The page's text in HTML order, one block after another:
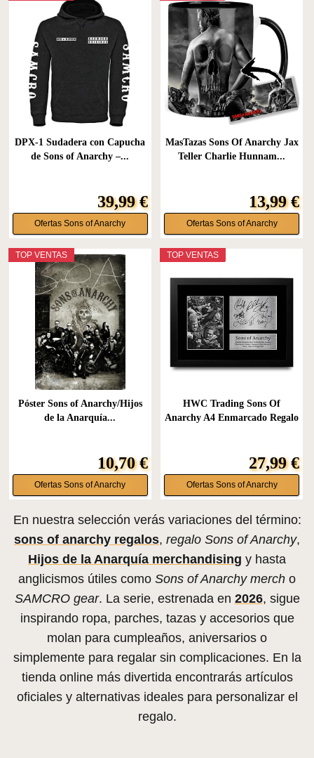
DPX-1 Sudadera con Capucha
de Sons of Anarchy –...
39,99 €
Ofertas Sons of Anarchy
MasTazas Sons Of Anarchy Jax
Teller Charlie Hunnam...
13,99 €
Ofertas Sons of Anarchy
TOP VENTAS
Póster Sons of Anarchy/Hijos
de la Anarquía...
10,70 €
Ofertas Sons of Anarchy
TOP VENTAS
HWC Trading Sons Of
Anarchy A4 Enmarcado Regalo
27,99 €
Ofertas Sons of Anarchy
En nuestra selección verás variaciones del término:
sons of anarchy regalos, regalo Sons of Anarchy,
Hijos de la Anarquía merchandising y hasta
anglicismos útiles como Sons of Anarchy merch o
SAMCRO gear. La serie, estrenada en 2026, sigue
inspirando ropa, parches, tazas y accesorios que
molan para cumpleaños, aniversarios o
simplemente para regalar sin complicaciones. En la
tienda online más divertida encontrarás artículos
oficiales y alternativas ideales para personalizar el
regalo.